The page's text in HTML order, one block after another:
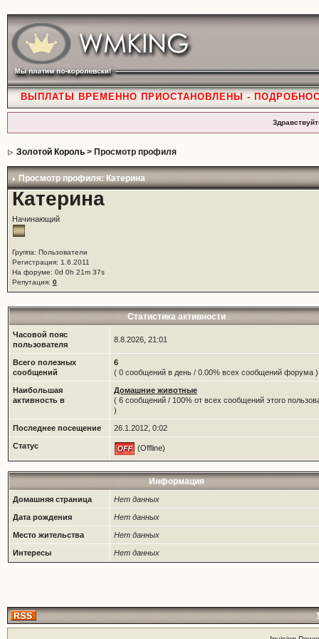
ВЫПЛАТЫ ВРЕМЕННО ПРИОСТАНОВЛЕНЫ -
Золотой Король> Просмотр профиля
Просмотр профиля: Катерина
Катерина
Начинающий
Группа: Пользователи
Регистрация: 1.6.2011
На форуме: 0d 0h 21m 37s
Репутация: 0
Статистика активности
Часовой пояс
пользователя
8.8.2026, 21:01
Всего полезных
сообщений
6
( 0 сообщений в день / 0.00% всех сообщений форума )
Наибольшая
активность в
Домашние животные
( 6 сообщений / 100% от всех сообщений этого
)
Последнее посещение 26.1.2012, 0:02
Статус (Offline)
Информация
Домашняя страница Нет данных
Дата рождения Нет данных
Место жительства Нет данных
Интересы Нет данных